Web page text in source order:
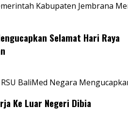
Kabupaten Jembrana
Selamat Hari Raya
BaliMed Negara
Ke Luar Negeri Dibia